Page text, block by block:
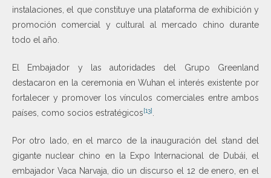
instalaciones, el que constituye una plataforma de exhibición y
promoción comercial y cultural al mercado chino durante
todo el año.
El Embajador y las autoridades del Grupo Greenland
destacaron en la ceremonia en Wuhan el interés existente por
fortalecer y promover los vínculos comerciales entre ambos
países, como socios estratégicos[13]
Por otro lado, en el marco de la inauguración del stand del
gigante nuclear chino en la Expo Internacional de Dubái, el
embajador Vaca Narvaja, dio un discurso el 12 de enero, en el